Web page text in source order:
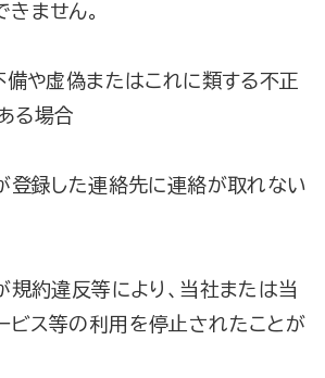
ません。
備や虚偽またはこれに類する不正
る場合
が登録した連絡先に連絡が取れない
規約違反等により、当社または当
ビス等の利用を停止されたことが